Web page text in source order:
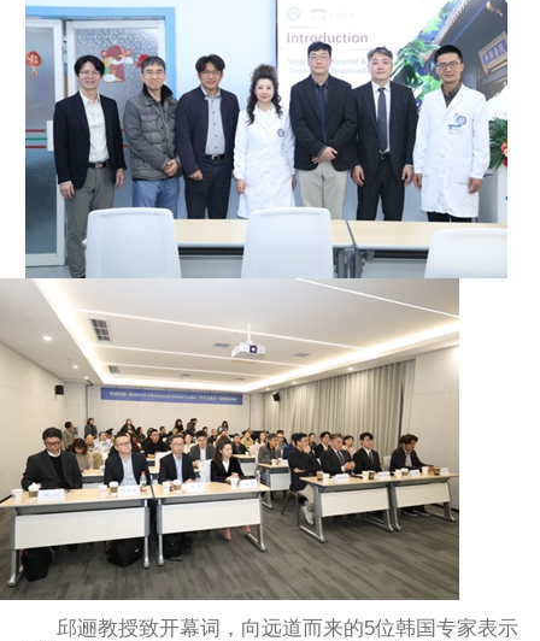
邱逦教授致开幕词，向远道而来的5位韩国专家表示